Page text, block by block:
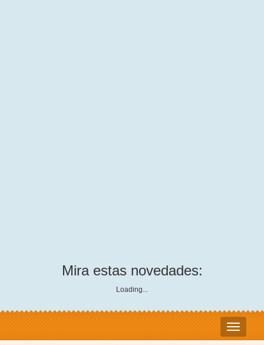
Mira estas novedades:
Loading...